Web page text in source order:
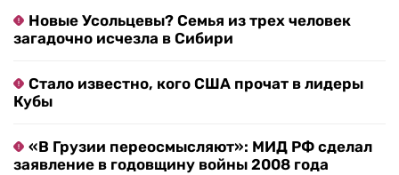
Новые Усольцевы? Семья из трех человек
загадочно исчезла в Сибири
Стало известно, кого США прочат в лидеры
Кубы
«В Грузии переосмысляют»: МИД РФ сделал
заявление в годовщину войны 2008 года